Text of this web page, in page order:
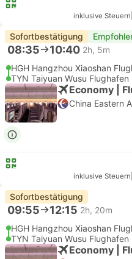
inklusive Steuern
Sofortbestätigung
08:35 10:40 2h, 5m
HGH Hangzhou Xiaoshan
TYN Taiyuan Wusu Flughafen
Economy |
China Eastern
inklusive Steuern
Sofortbestätigung
09:55 12:15 2h, 20m
HGH Hangzhou Xiaoshan
TYN Taiyuan Wusu Flughafen
Economy |